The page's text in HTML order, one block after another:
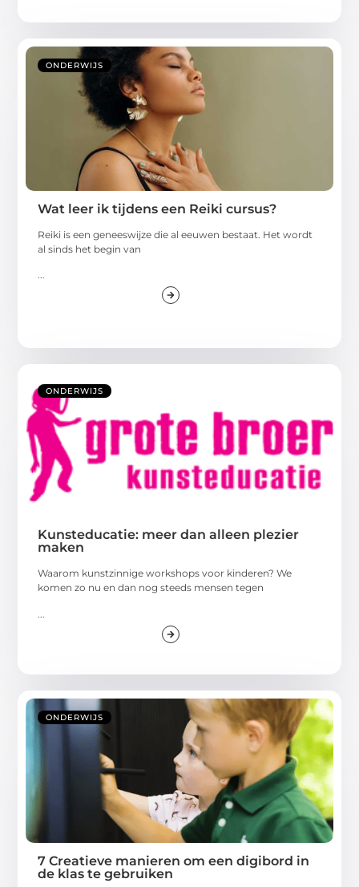
ONDERWIJS
Wat leer ik tijdens een Reiki cursus?
Reiki is een geneeswijze die al eeuwen bestaat. Het wordt
al sinds het begin van
...
ONDERWIJS
Kunsteducatie: meer dan alleen plezier
maken
Waarom kunstzinnige workshops voor kinderen? We
komen zo nu en dan nog steeds mensen tegen
ONDERWIJS
7 Creatieve manieren om een digibord in
de klas te gebruiken